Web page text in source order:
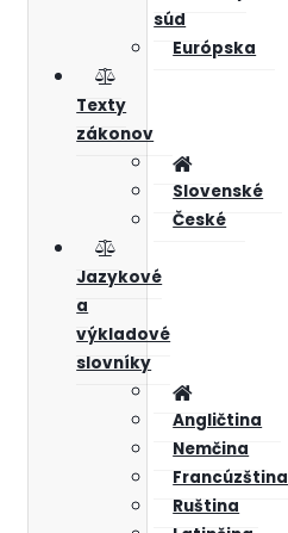
súd
Európska
Texty
zákonov
Slovenské
České
Jazykové
a
výkladové
slovníky
Angličtina
Nemčina
Francúzština
Ruština